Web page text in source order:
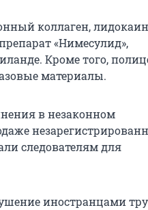
коллаген,
«Нимесулид»,
Кроме того,
материалы.
в незаконном
следователям для
иностранцами